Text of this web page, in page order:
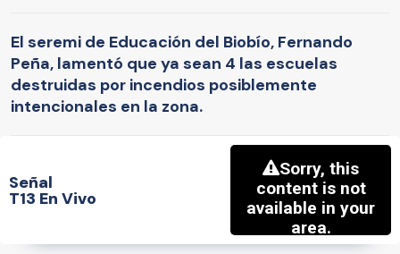
El seremi de Educación del Biobío, Fernando
Peña, lamentó que ya sean 4 las escuelas
destruidas por incendios posiblemente
intencionales en la zona.
Señal
T13 En Vivo